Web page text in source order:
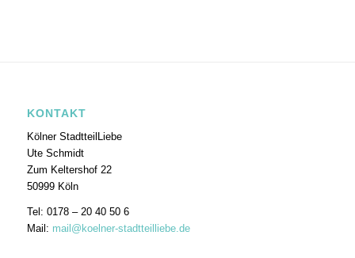
KONTAKT
Kölner StadtteilLiebe
Ute Schmidt
Zum Keltershof 22
50999 Köln
Tel: 0178 – 20 40 50 6
Mail: mail@koelner-stadtteilliebe.de